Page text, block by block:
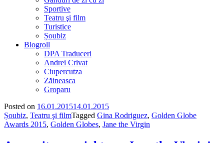
Sportive
Teatru şi film
Turistice
Șoubiz
Blogroll
DPA Traduceri
Andrei Crivat
Ciupercutza
Zăineasca
Groparu
Posted on 16.01.201514.01.2015
Șoubiz, Teatru şi filmTagged Gina Rodriguez, Golden Globe
Awards 2015, Golden Globes, Jane the Virgin